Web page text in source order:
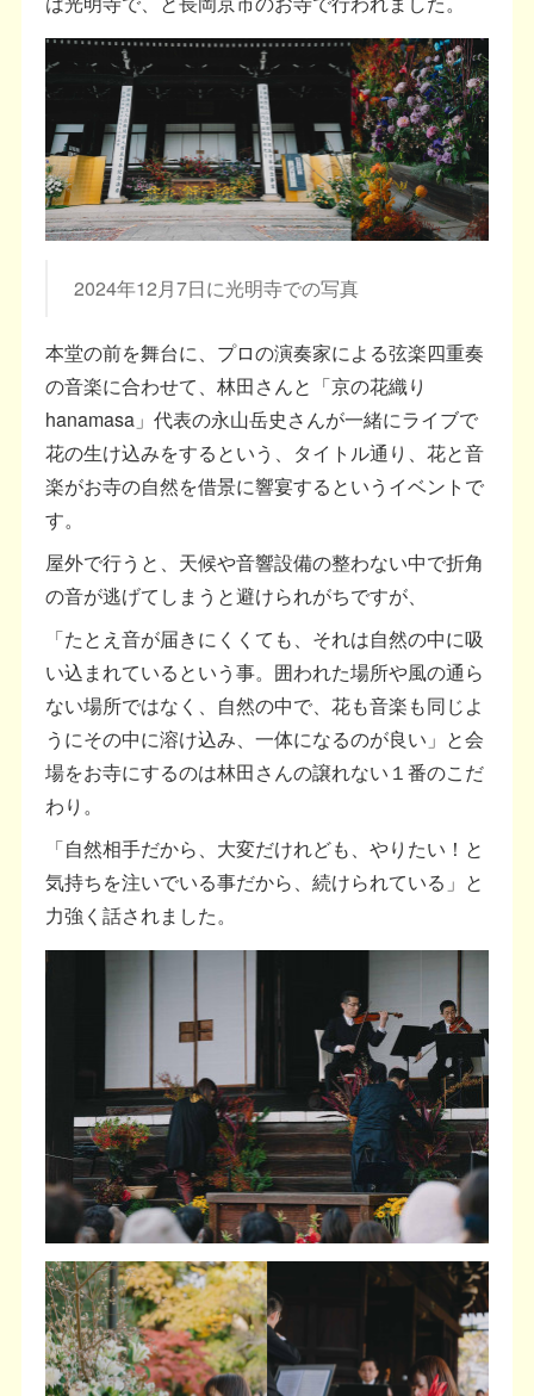
2024年12月7日に光明寺での写真
本堂の前を舞台に、プロの演奏家による弦楽四重奏
の音楽に合わせて、林田さんと「京の花織り
hanamasa」代表の永山岳史さんが一緒にライブで
花の生け込みをするという、タイトル通り、花と音
楽がお寺の自然を借景に響宴するというイベントで
す。
屋外で行うと、天候や音響設備の整わない中で折角
の音が逃げてしまうと避けられがちですが、
「たとえ音が届きにくくても、それは自然の中に吸
い込まれているという事。囲われた場所や風の通ら
ない場所ではなく、自然の中で、花も音楽も同じよ
うにその中に溶け込み、一体になるのが良い」と会
場をお寺にするのは林田さんの譲れない１番のこだ
わり。
「自然相手だから、大変だけれども、やりたい！と
気持ちを注いでいる事だから、続けられている」と
力強く話されました。